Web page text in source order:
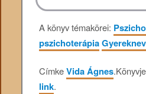
A könyv témakörei:
pszichoterápia
CímkeVida Ágnes.
link.